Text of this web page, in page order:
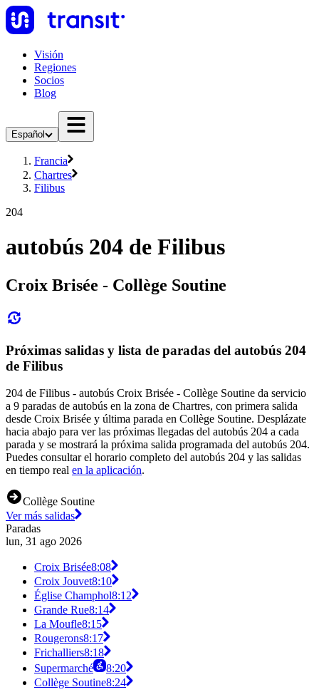
Visión
Regiones
Socios
Blog
Español
Francia
Chartres
Filibus
204
autobús 204 de Filibus
Croix Brisée - Collège Soutine
Próximas salidas y lista de paradas del autobús 204
de Filibus
204 de Filibus - autobús Croix Brisée - Collège Soutine da servicio
a 9 paradas de autobús en la zona de Chartres, con primera salida
desde Croix Brisée y última parada en Collège Soutine. Desplázate
hacia abajo para ver las próximas llegadas del autobús 204 a cada
parada y se mostrará la próxima salida programada del autobús 204.
Puedes consultar el horario completo del autobús 204 y las salidas
en tiempo real en la aplicación.
Collège Soutine
Ver más salidas
Paradas
lun, 31 ago 2026
Croix Brisée8:08
Croix Jouvet8:10
Église Champhol8:12
Grande Rue8:14
La Moufle8:15
Rougerons8:17
Frichalliers8:18
Supermarché
8:20
Collège Soutine8:24